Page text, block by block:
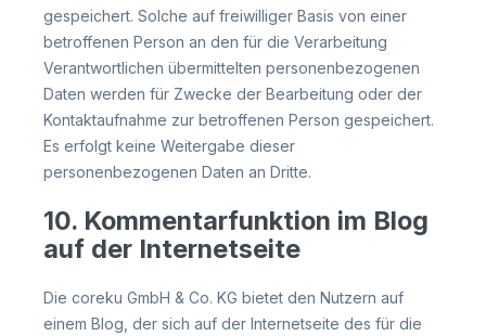
gespeichert. Solche auf freiwilliger Basis von einer
betroffenen Person an den für die Verarbeitung
Verantwortlichen übermittelten personenbezogenen
Daten werden für Zwecke der Bearbeitung oder der
Kontaktaufnahme zur betroffenen Person gespeichert.
Es erfolgt keine Weitergabe dieser
personenbezogenen Daten an Dritte.
10. Kommentarfunktion im Blog
auf der Internetseite
Die coreku GmbH & Co. KG bietet den Nutzern auf
einem Blog, der sich auf der Internetseite des für die